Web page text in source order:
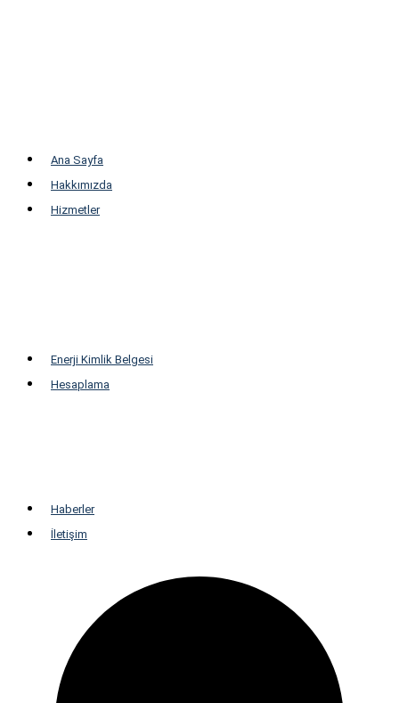
Ana Sayfa
Hakkımızda
Hizmetler
Enerji Kimlik Belgesi
Hesaplama
Haberler
İletişim